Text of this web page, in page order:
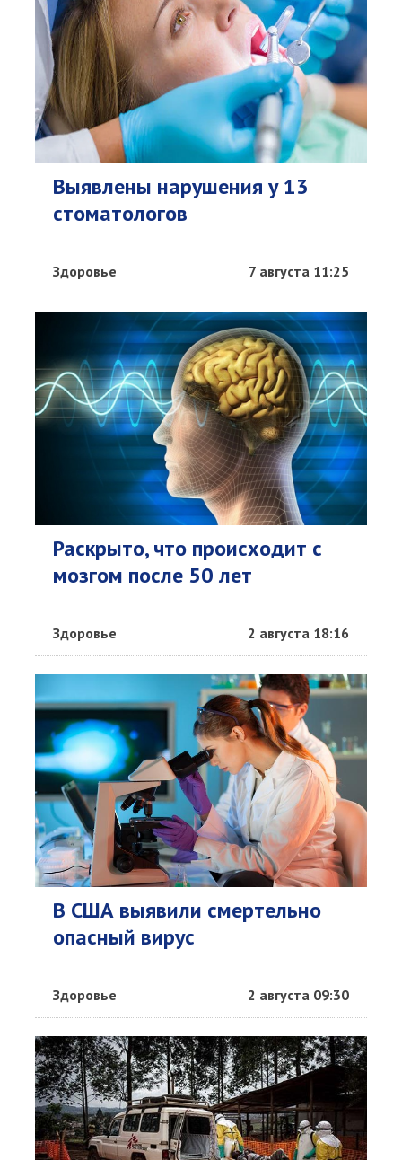
Выявлены нарушения у 13
стоматологов
Здоровье 7 августа 11:25
Раскрыто, что происходит с
мозгом после 50 лет
Здоровье 2 августа 18:16
В США выявили смертельно
опасный вирус
Здоровье 2 августа 09:30